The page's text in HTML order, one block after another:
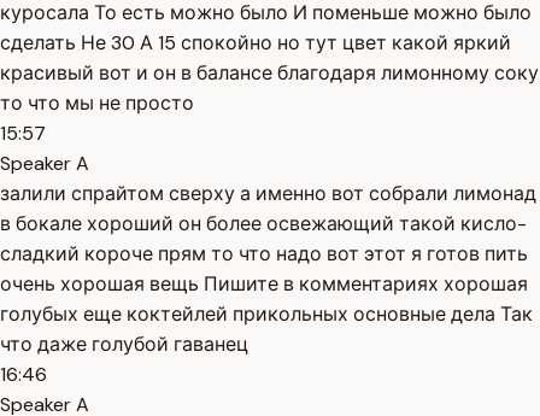
куросала То есть можно было И поменьше можно было
сделать Не 30 А 15 спокойно но тут цвет какой яркий
красивый вот и он в балансе благодаря лимонному соку
то что мы не просто
15:57
Speaker A
залили спрайтом сверху а именно вот собрали лимонад
в бокале хороший он более освежающий такой кисло-
сладкий короче прям то что надо вот этот я готов пить
очень хорошая вещь Пишите в комментариях хорошая
голубых еще коктейлей прикольных основные дела Так
что даже голубой гаванец
16:46
Speaker A